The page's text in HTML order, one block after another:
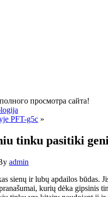
просмотра сайта!
PFT-g5c »
tinku pasitiki
admin
sienų ir lubų apdailos būdas.
kurių dėka gipsinis